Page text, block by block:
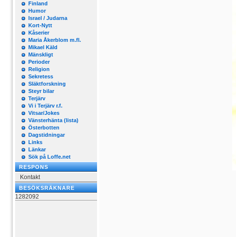
Finland
Humor
Israel / Judarna
Kort-Nytt
Kåserier
Maria Åkerblom m.fl.
Mikael Käld
Mänskligt
Perioder
Religion
Sekretess
Släktforskning
Steyr bilar
Terjärv
Vi i Terjärv r.f.
Vitsar/Jokes
Vänsterhänta (lista)
Österbotten
Dagstidningar
Links
Länkar
Sök på Loffe.net
RESPONS
Kontakt
BESÖKSRÄKNARE
1282092